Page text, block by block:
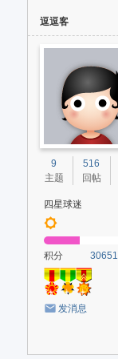
逗逗客
9
主题
516
回帖
四星球迷
积分 30651
发消息